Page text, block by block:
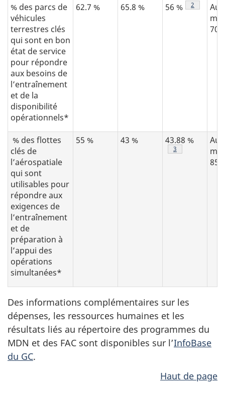
% des parcs de
véhicules
terrestres clés
qui sont en bon
état de service
pour répondre
aux besoins de
l’entraînement
et de la
disponibilité
opérationnels*
62.7 % 65.8 % 56 % Note de
2
Au
70
% des flottes
clés de
l’aérospatiale
qui sont
utilisables pour
répondre aux
exigences de
l’entraînement
et de
préparation à
l’appui des
opérations
simultanées*
55 % 43 % 43.88 %
Note de bas de
3
Au
85
Des informations complémentaires sur les
dépenses, les ressources humaines et les
résultats liés au répertoire des programmes du
MDN et des FAC sont disponibles sur l’InfoBase
du GC.
Haut de page